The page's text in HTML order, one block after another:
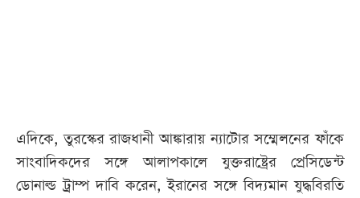
এদিকে, তুরস্কের রাজধানী আঙ্কারায় ন্যাটোর সম্মেলনের ফাঁকে
সাংবাদিকদের সঙ্গে আলাপকালে যুক্তরাষ্ট্রের প্রেসিডেন্ট
ডোনাল্ড ট্রাম্প দাবি করেন, ইরানের সঙ্গে বিদ্যমান যুদ্ধবিরতি